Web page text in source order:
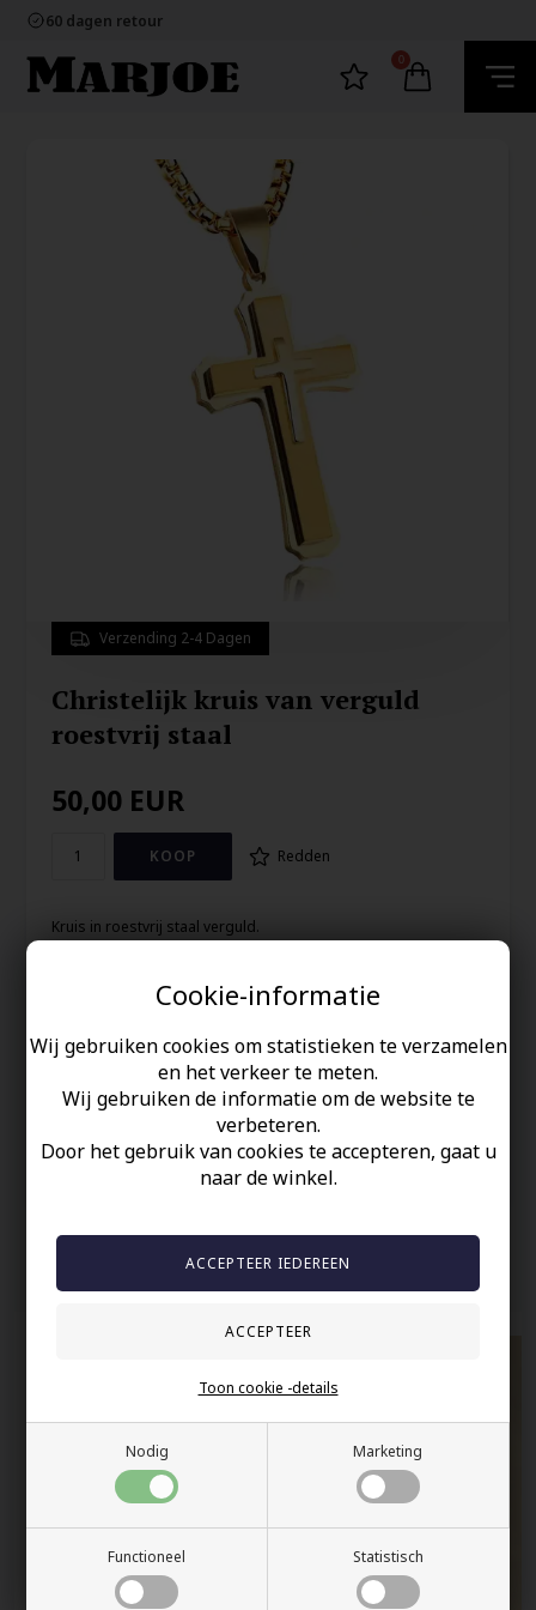
Cookie-informatie
Wij gebruiken cookies om statistieken te verzamelen
en het verkeer te meten.
Wij gebruiken de informatie om de website te
verbeteren.
Door het gebruik van cookies te accepteren, gaat u
naar de winkel.
Nodig Marketing
Functioneel Statistisch
Toon cookie -details
60 dagen retour
Ecommerce Europe
100% nikkelvrij sieraden
60 dagen retour
0
Verzending 2-4 Dagen
Christelijk kruis van verguld
roestvrij staal
50,00 EUR
Redden
Kruis in roestvrij staal verguld.
Uw veiligheid
Op Voorraad
100% nikkelvrij sieraden
60 dagen retour
Anderen gekocht hebben ook